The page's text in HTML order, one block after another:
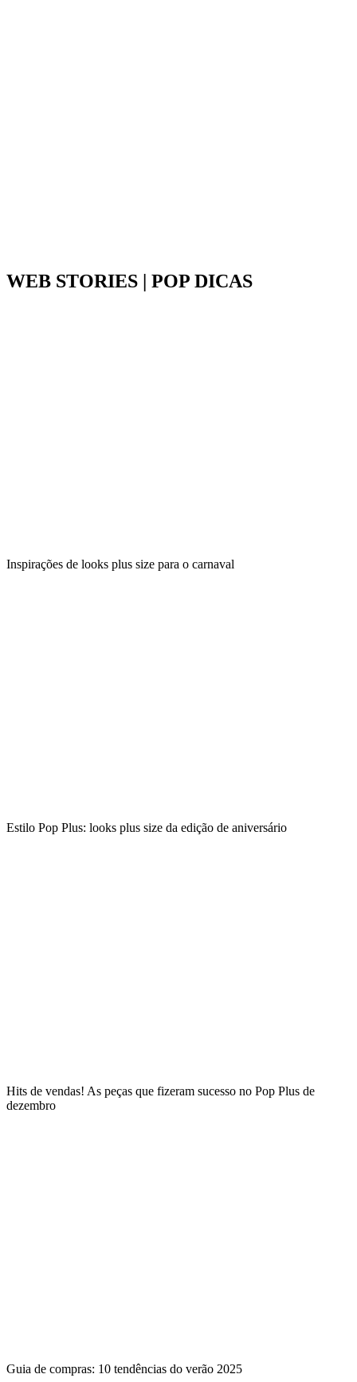
WEB STORIES | POP DICAS
Inspirações de looks plus size para o carnaval
Estilo Pop Plus: looks plus size da edição de aniversário
Hits de vendas! As peças que fizeram sucesso no Pop Plus de
dezembro
Guia de compras: 10 tendências do verão 2025